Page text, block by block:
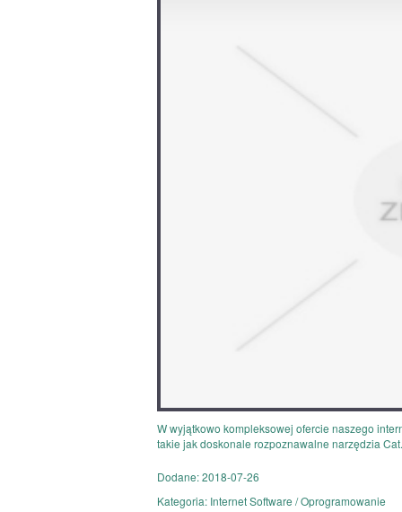
W wyjątkowo kompleksowej ofercie naszego
takie jak doskonale rozpoznawalne narzędzia
Dodane: 2018-07-26
Kategoria: Internet Software / Oprogramowanie